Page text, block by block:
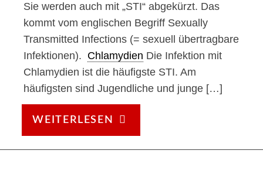
Sie werden auch mit „STI“ abgekürzt. Das
kommt vom englischen Begriff Sexually
Transmitted Infections (= sexuell übertragbare
Infektionen). Chlamydien Die Infektion mit
Chlamydien ist die häufigste STI. Am
häufigsten sind Jugendliche und junge […]
WEITERLESEN
WICHTIGSTEN
STI